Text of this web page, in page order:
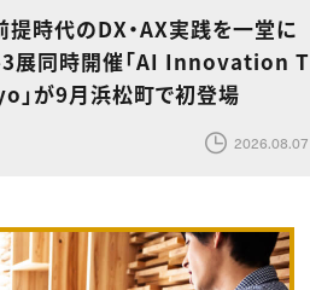
提時代のDX・AX実践を一堂に
展同時開催「AI Innovation T
」が9月浜松町で初登場
2026.08.07